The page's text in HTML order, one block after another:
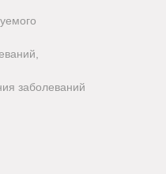
заболеваний